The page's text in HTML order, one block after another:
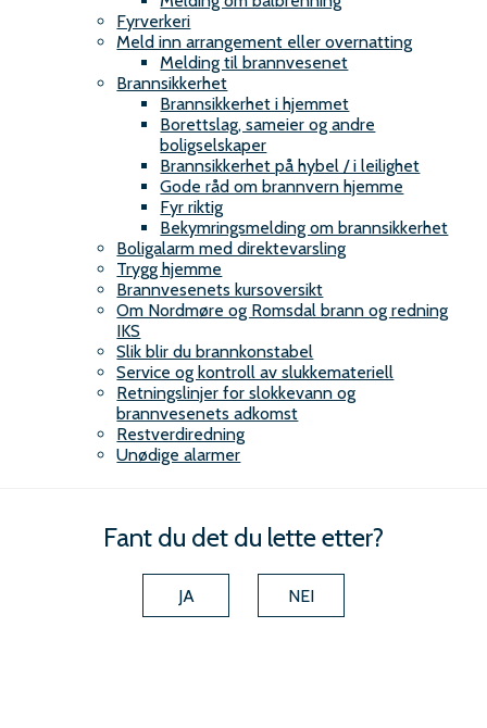
n
i
n
g
I
K
S
Fyrverkeri
Meld inn arrangement eller overnatting
Melding til brannvesenet
Brannsikkerhet
Brannsikkerhet i hjemmet
Borettslag, sameier og andre
boligselskaper
Brannsikkerhet på hybel / i leilighet
Gode råd om brannvern hjemme
Fyr riktig
Bekymringsmelding om brannsikkerhet
Boligalarm med direktevarsling
Trygg hjemme
Brannvesenets kursoversikt
Om Nordmøre og Romsdal brann og redning
IKS
Slik blir du brannkonstabel
Service og kontroll av slukkemateriell
Retningslinjer for slokkevann og
brannvesenets adkomst
Restverdiredning
Unødige alarmer
Fant du det du lette etter?
JA NEI